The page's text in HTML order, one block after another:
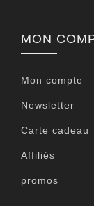
MON
Mon compte
Newsletter
Carte cadeau
Affiliés
promos